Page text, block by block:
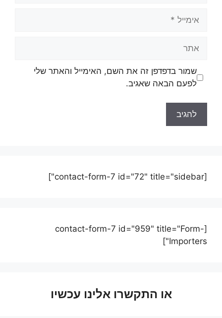
שמור בדפדפן זה את השם, האימייל והאתר שלי
לפעם הבאה שאגיב.
[contact-form-7 id="72" title="sidebar"]
[contact-form-7 id="959" title="Form-
Importers"]
או התקשרו אלינו עכשיו